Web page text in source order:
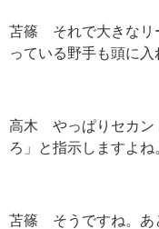
苫篠 それで大きなリ
っている野手も頭に入
高木 やっぱりセカン
ろ」と指示しますよね
苫篠 そうですね。あ